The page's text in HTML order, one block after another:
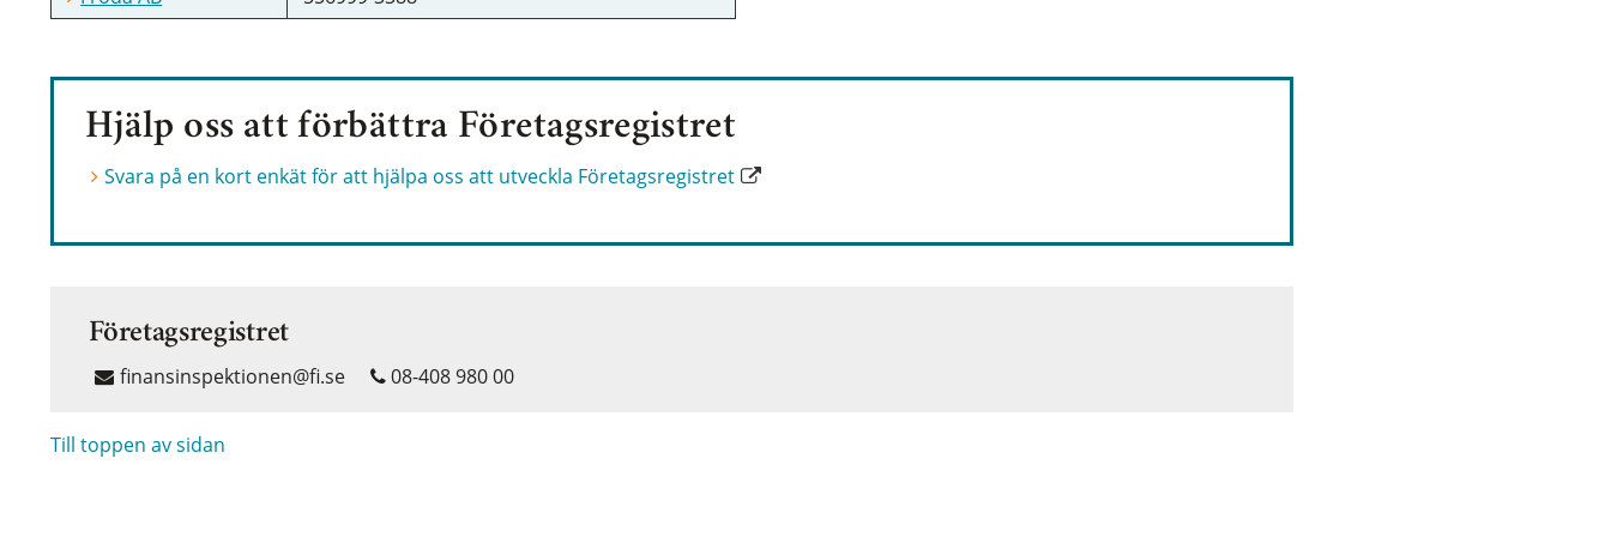
Hjälp oss att förbättra Företagsregistret
Svara på en kort enkät för att hjälpa oss att utveckla Företagsregistret
Företagsregistret
finansinspektionen@fi.se
08-408 980 00
Till toppen av sidan